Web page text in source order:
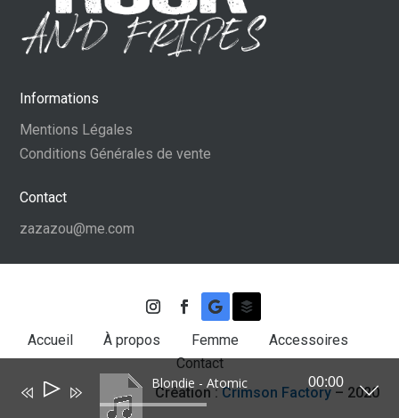
Informations
Mentions Légales
Conditions Générales de vente
Contact
zazazou@me.com
Accueil À propos Femme
Accessoires
Contact
Création :Crimson Factory– 2020
Blondie - Atomic
Lecteur
00:00